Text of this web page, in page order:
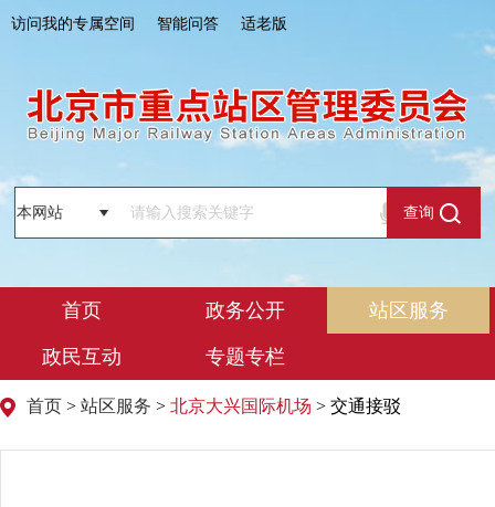
访问我的专属空间 智能问答 适老版
查询
首页 政务公开 站区服务
政民互动 专题专栏
首页 > 站区服务 > 北京大兴国际机场 > 交通接驳